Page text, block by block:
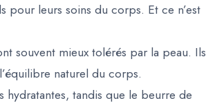
pour leurs soins du corps. Et ce n’est
souvent mieux tolérés par la peau. Ils
naturel du corps.
tandis que le beurre de